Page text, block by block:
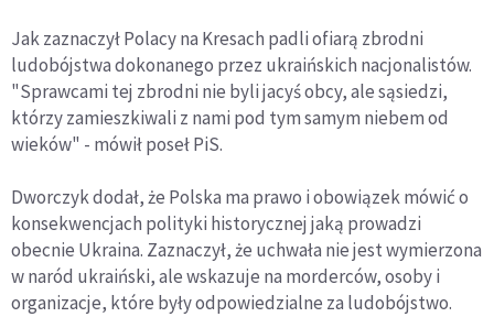
Jak zaznaczył Polacy na Kresach padli ofiarą zbrodni
ludobójstwa dokonanego przez ukraińskich nacjonalistów.
"Sprawcami tej zbrodni nie byli jacyś obcy, ale sąsiedzi,
którzy zamieszkiwali z nami pod tym samym niebem od
wieków" - mówił poseł PiS.
Dworczyk dodał, że Polska ma prawo i obowiązek mówić o
konsekwencjach polityki historycznej jaką prowadzi
obecnie Ukraina. Zaznaczył, że uchwała nie jest wymierzona
w naród ukraiński, ale wskazuje na morderców, osoby i
organizacje, które były odpowiedzialne za ludobójstwo.